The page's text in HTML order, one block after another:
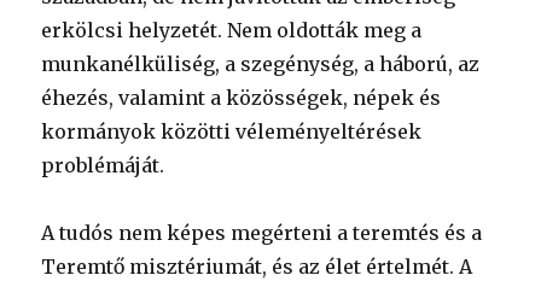
erkölcsi helyzetét. Nem oldották meg a
munkanélküliség, a szegénység, a háború, az
éhezés, valamint a közösségek, népek és
kormányok közötti véleményeltérések
problémáját.
A tudós nem képes megérteni a teremtés és a
Teremtő misztériumát, és az élet értelmét. A